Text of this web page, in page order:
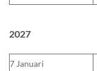
2027
7 Januari